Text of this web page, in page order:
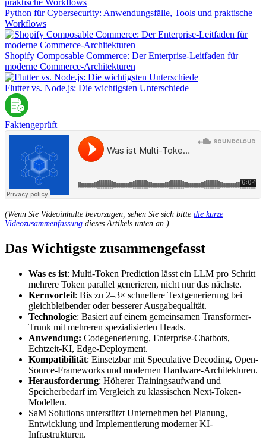
Python für Cybersecurity: Anwendungsfälle, Tools und praktische
Workflows
Shopify Composable Commerce: Der Enterprise-Leitfaden für
moderne Commerce-Architekturen
Flutter vs. Node.js: Die wichtigsten Unterschiede
Faktengeprüft
(Wenn Sie Videoinhalte bevorzugen, sehen Sie sich bitte die kurze
Videozusammenfassung dieses Artikels unten an.)
Das Wichtigste zusammengefasst
Was es ist: Multi-Token Prediction lässt ein LLM pro Schritt
mehrere Token parallel generieren, nicht nur das nächste.
Kernvorteil: Bis zu 2–3× schnellere Textgenerierung bei
gleichbleibender oder besserer Ausgabequalität.
Technologie: Basiert auf einem gemeinsamen Transformer-
Trunk mit mehreren spezialisierten Heads.
Anwendung: Codegenerierung, Enterprise-Chatbots,
Echtzeit-KI, Edge-Deployment.
Kompatibilität: Einsetzbar mit Speculative Decoding, Open-
Source-Frameworks und modernen Hardware-Architekturen.
Herausforderung: Höherer Trainingsaufwand und
Speicherbedarf im Vergleich zu klassischen Next-Token-
Modellen.
SaM Solutions unterstützt Unternehmen bei Planung,
Entwicklung und Implementierung moderner KI-
Infrastrukturen.